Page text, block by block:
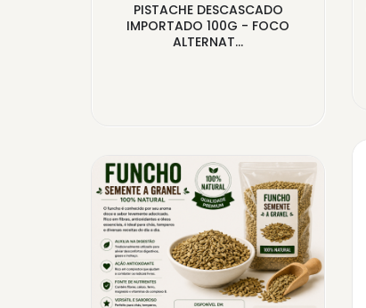
PISTACHE DESCASCADO
IMPORTADO 100G - FOCO
ALTERNAT...